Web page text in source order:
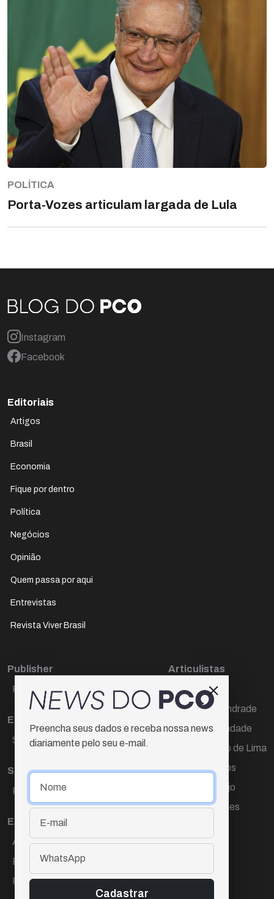
POLÍTICA
Porta-Vozes articulam largada de Lula
Instagram
Facebook
Editoriais
Artigos
Brasil
Economia
Fique por dentro
Política
Negócios
Opinião
Quem passa por aqui
Entrevistas
Revista Viver Brasil
Publisher
Paulo Cesar de Oliveira
Editora Chefe
Sueli Cotta
Sub-editora
Raquel Ayres
Equipe
Ana Lúcia Cortez
Eliane Hardy
Fernando Torres
Articulistas
Décio Freire
Dr Marcos Andrade
Hamilton Trindade
Igor Carvalho de Lima
Mario Campos
Renata Araújo
Wagner Gomes
Preencha seus dados e receba nossa news
diariamente pelo seu e-mail.